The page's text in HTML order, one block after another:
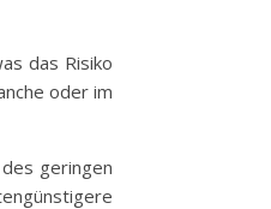
das Risiko
oder im
geringen